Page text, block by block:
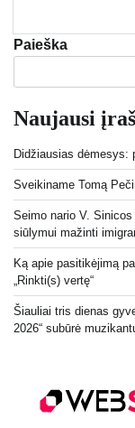
Paieška
Naujausi
Didžiausias dėmesys:
Sveikiname Tomą
Seimo nario V.
siūlymui mažinti
Ką apie pasitikėjimą
„Rinkti(s) vertę“
Šiauliai tris dienas
2026“ subūrė